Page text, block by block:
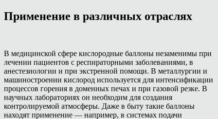
Применение в различных отраслях
В медицинской сфере кислородные баллоны незаменимы при
лечении пациентов с респираторными заболеваниями, в
анестезиологии и при экстренной помощи. В металлургии и
машиностроении кислород используется для интенсификации
процессов горения в доменных печах и при газовой резке. В
научных лабораториях он необходим для создания
контролируемой атмосферы. Даже в быту такие баллоны
находят применение — например, в системах подачи